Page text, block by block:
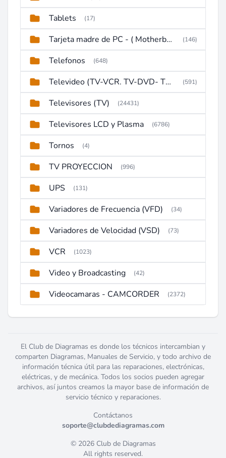
Tablets (17)
Tarjeta madre de PC - ( Motherboard ) (146)
Telefonos (648)
Televideo (TV-VCR. TV-DVD- TV-DVD-VCR) (591)
Televisores (TV) (24431)
Televisores LCD y Plasma (6786)
Tornos (4)
TV PROYECCION (996)
UPS (131)
Variadores de Frecuencia (VFD) (34)
Variadores de Velocidad (VSD) (73)
VCR (1023)
Video y Broadcasting (42)
Videocamaras - CAMCORDER (2372)
El Club de Diagramas es donde los técnicos intercambian y
comparten Diagramas, Manuales de Servicio, y todo archivo de
información técnica útil para las reparaciones, electrónicas,
eléctricas, y de mecánica. Todos los socios pueden agregar
archivos, así juntos creamos la mayor base de información de
servicio técnico y reparaciones.
Contáctanos
soporte@clubdediagramas.com
© 2026 Club de Diagramas
All rights reserved.